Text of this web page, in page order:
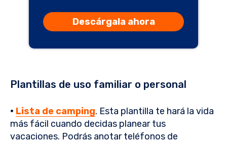
Descárgala ahora
Plantillas de uso familiar o personal
· Lista de camping. Esta plantilla te hará la vida
más fácil cuando decidas planear tus
vacaciones. Podrás anotar teléfonos de